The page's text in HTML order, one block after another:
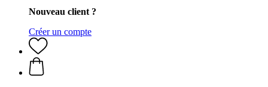
Nouveau client ?
Créer un compte